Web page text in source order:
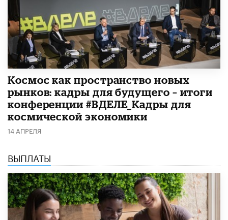
Космос как пространство новых
рынков: кадры для будущего – итоги
конференции #ВДЕЛЕ_Кадры для
космической экономики
14 АПРЕЛЯ
ВЫПЛАТЫ